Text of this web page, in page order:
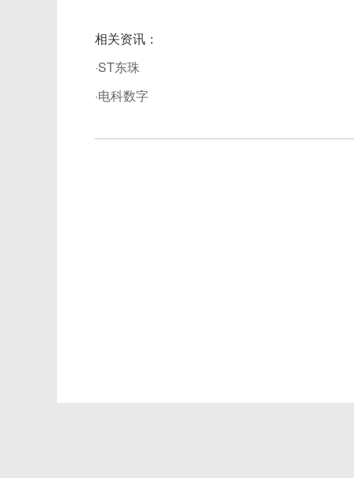
相关资讯：
·ST东珠
·电科数字